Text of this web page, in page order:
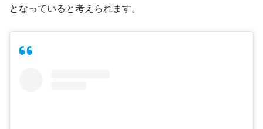
となっていると考えられます。